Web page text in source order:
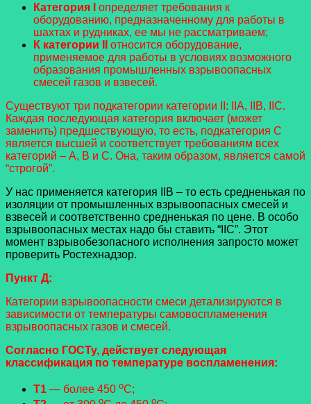
Категория I
определяет требования к
оборудованию, предназначенному для работы в
шахтах и рудниках, ее мы не рассматриваем;
К категории II
относится оборудование,
применяемое для работы в условиях возможного
образования промышленных взрывоопасных
смесей газов и взвесей.
Существуют три подкатегории категории II: IIA, IIB, IIC.
Каждая последующая категория включает (может
заменить) предшествующую, то есть, подкатегория С
является высшей и соответствует требованиям всех
категорий – A, B и С. Она, таким образом, является самой
“строгой”.
У нас применяется категория IIB – то есть средненькая по
изоляции от промышленных взрывоопасных смесей и
взвесей и соответственно средненькая по цене. В особо
взрывоопасных местах надо бы ставить “IIС”. Этот
момент взрывобезопасного исполнения запросто может
проверить Ростехнадзор.
Пункт Д:
Категории взрывоопасности смеси детализируются в
зависимости от температуры самовоспламенения
взрывоопасных газов и смесей.
Согласно ГОСТу, действует следующая
классификация по температуре воспламенения:
Т1 — более 450 oС;
o o